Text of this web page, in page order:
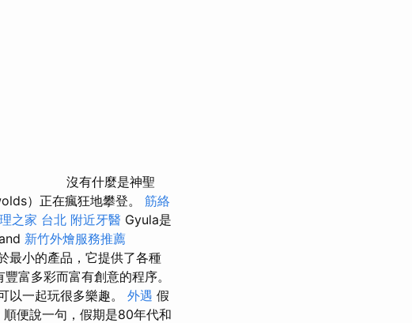
沒有什麼是神聖
）正在瘋狂地攀登。 筋絡
之家 台北 附近牙醫 Gyula是
新竹外燴服務推薦
最小的產品，它提供了各種
富多彩而富有創意的程序。
以一起玩很多樂趣。 外遇 假
順便說一句，假期是80年代和